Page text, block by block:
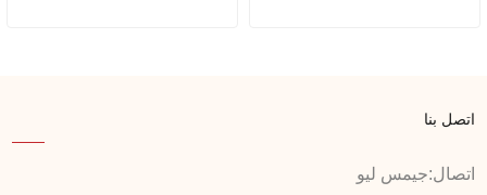
اتصل بنا
اتصال:جيمس ليو